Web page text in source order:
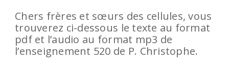
Chers frères et sœurs des cellules, vous
trouverez ci-dessous le texte au format
pdf et l’audio au format mp3 de
l’enseignement 520 de P. Christophe.